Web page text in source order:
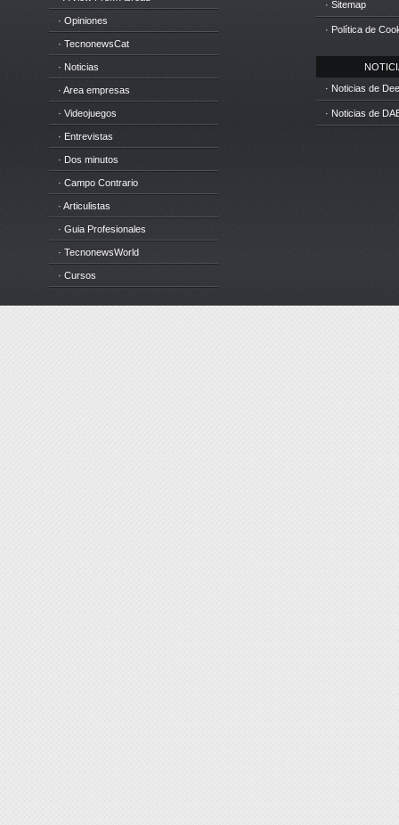
· Opiniones
· TecnonewsCat
· Noticias
· Area empresas
· Videojuegos
· Entrevistas
· Dos minutos
· Campo Contrario
· Articulistas
· Guia Profesionales
· TecnonewsWorld
· Cursos
· Sitemap
· Política de
· Noticias de
· Noticias de